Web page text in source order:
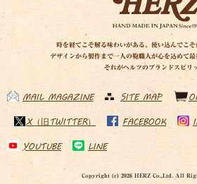
時を経てこそ解る味わいがある。使い込んでこそ
デザインから製作まで一人の鞄職人が心を込めて最
それがヘルツのブランドスピリッ
MAIL MAGAZINE SITE MAP
X（旧TWITTER） FACEBOOK
YOUTUBE LINE
Copyright (c) 2026 HERZ Co.,Ltd. All